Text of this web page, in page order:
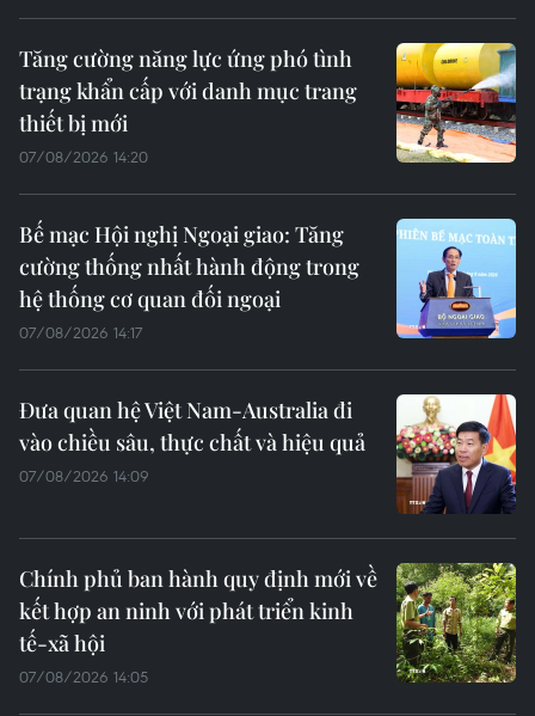
Tăng cường năng lực ứng phó tình
trạng khẩn cấp với danh mục trang
thiết bị mới
07/08/2026 14:20
Bế mạc Hội nghị Ngoại giao: Tăng
cường thống nhất hành động trong
hệ thống cơ quan đối ngoại
07/08/2026 14:17
Đưa quan hệ Việt Nam-Australia đi
vào chiều sâu, thực chất và hiệu quả
07/08/2026 14:09
Chính phủ ban hành quy định mới về
kết hợp an ninh với phát triển kinh
tế-xã hội
07/08/2026 14:05